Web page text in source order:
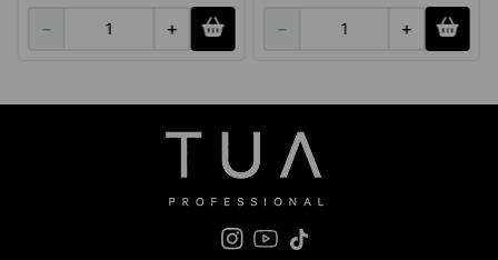
＋
－ ＋
－